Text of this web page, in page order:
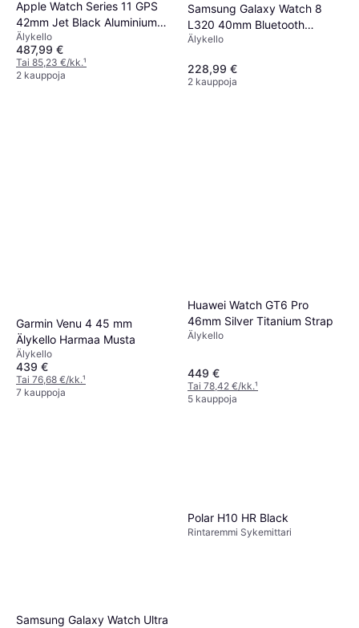
Apple Watch Series 11 GPS
42mm Jet Black Aluminium
Case
Älykello
487,99 €
Tai 85,23 €/kk.¹
2 kauppoja
Samsung Galaxy Watch 8
L320 40mm Bluetooth
Grafiitti
Älykello
228,99 €
2 kauppoja
Garmin Venu 4 45 mm
Älykello Harmaa Musta
Älykello
439 €
Tai 76,68 €/kk.¹
7 kauppoja
Huawei Watch GT6 Pro
46mm Silver Titanium Strap
Älykello
449 €
Tai 78,42 €/kk.¹
5 kauppoja
Samsung Galaxy Watch Ultra
Polar H10 HR Black
Rintaremmi Sykemittari